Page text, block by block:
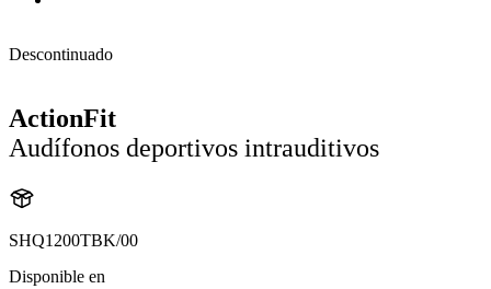
Descontinuado
ActionFit
Audífonos deportivos intrauditivos
SHQ1200TBK/00
Disponible en